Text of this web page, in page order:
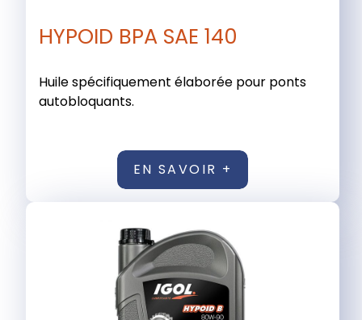
HYPOID BPA SAE 140
Huile spécifiquement élaborée pour ponts
autobloquants.
EN SAVOIR +